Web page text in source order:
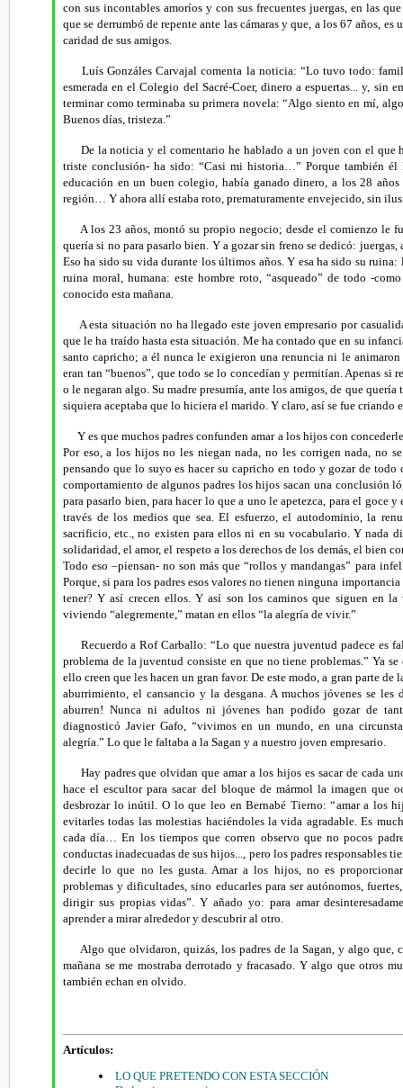
con sus incontables amoríos y con sus frecuentes juergas, en las
que se derrumbó de repente ante las cámaras y que, a los 67 años,
caridad de sus amigos.
Luís Gonzáles Carvajal comenta la noticia: “Lo tuvo todo:
esmerada en el Colegio del Sacré-Coer, dinero a espuertas... y, sin
terminar como terminaba su primera novela: “Algo siento en mí,
Buenos días, tristeza.”
De la noticia y el comentario he hablado a un joven con el que
triste conclusión- ha sido: “Casi mi historia…” Porque también
educación en un buen colegio, había ganado dinero, a los 28
región… Y ahora allí estaba roto, prematuramente envejecido, sin
A los 23 años, montó su propio negocio; desde el comienzo le
quería si no para pasarlo bien. Y a gozar sin freno se dedicó:
Eso ha sido su vida durante los últimos años. Y esa ha sido su
ruina moral, humana: este hombre roto, “asqueado” de todo -
conocido esta mañana.
A esta situación no ha llegado este joven empresario por
que le ha traído hasta esta situación. Me ha contado que en su
santo capricho; a él nunca le exigieron una renuncia ni le animaron
eran tan “buenos”, que todo se lo concedían y permitían. Apenas si
o le negaran algo. Su madre presumía, ante los amigos, de que quería
siquiera aceptaba que lo hiciera el marido. Y claro, así se fue criando
Y es que muchos padres confunden amar a los hijos con
Por eso, a los hijos no les niegan nada, no les corrigen nada, no
pensando que lo suyo es hacer su capricho en todo y gozar de
comportamiento de algunos padres los hijos sacan una conclusión
para pasarlo bien, para hacer lo que a uno le apetezca, para el goce
través de los medios que sea. El esfuerzo, el autodominio, la
sacrificio, etc., no existen para ellos ni en su vocabulario. Y nada
solidaridad, el amor, el respeto a los derechos de los demás, el bien
Todo eso –piensan- no son más que “rollos y mandangas” para
Porque, si para los padres esos valores no tienen ninguna
tener? Y así crecen ellos. Y así son los caminos que siguen en
viviendo “alegremente,” matan en ellos “la alegría de vivir.”
Recuerdo a Rof Carballo: “Lo que nuestra juventud padece es
problema de la juventud consiste en que no tiene problemas.” Ya
ello creen que les hacen un gran favor. De este modo, a gran parte
aburrimiento, el cansancio y la desgana. A muchos jóvenes se
aburren! Nunca ni adultos ni jóvenes han podido gozar de
diagnosticó Javier Gafo, “vivimos en un mundo, en una
alegría.” Lo que le faltaba a la Sagan y a nuestro joven empresario.
Hay padres que olvidan que amar a los hijos es sacar de cada
hace el escultor para sacar del bloque de mármol la imagen que
desbrozar lo inútil. O lo que leo en Bernabé Tierno: “amar a los
evitarles todas las molestias haciéndoles la vida agradable. Es
cada día… En los tiempos que corren observo que no pocos
conductas inadecuadas de sus hijos..., pero los padres responsables
decirle lo que no les gusta. Amar a los hijos, no es
problemas y dificultades, sino educarles para ser autónomos,
dirigir sus propias vidas”. Y añado yo: para amar
aprender a mirar alrededor y descubrir al otro.
Algo que olvidaron, quizás, los padres de la Sagan, y algo que,
mañana se me mostraba derrotado y fracasado. Y algo que otros
también echan en olvido.
Artículos:
LO QUE PRETENDO CON ESTA SECCIÓN